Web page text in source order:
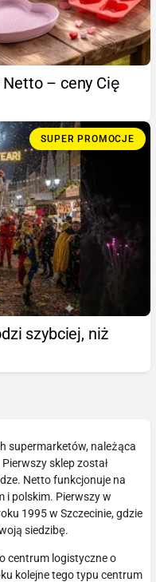
– ceny Cię
SUPER PROMOCJE
szybciej, niż
supermarketów, należąca
sklep został
Netto funkcjonuje na
i polskim. Pierwszy w
1995 w Szczecinie, gdzie
siedzibę.
centrum logistyczne o
kolejne tego typu centrum